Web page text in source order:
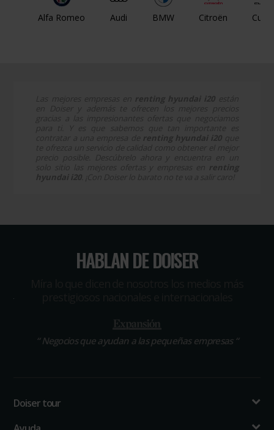
Alfa Romeo Audi BMW Citroën
HABLAN DE DOISER
“Negocios que ayudan a las pequeñas empresas “
El portal que ha revolucionado las compras profesionales
Doiser tour